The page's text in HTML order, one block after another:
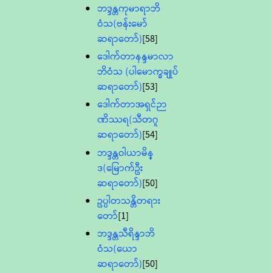
ဘဒ္ဒန္တကုမာရာဘိ
ဝံသ(ဗန်းမော်
ဆရာတော်)[58]
ဒေါက်တာနန္ဒမာလာ
ဘိဝံသ (ပါမောက္ခချုပ်
ဆရာတော်)[53]
ဒေါက်တာအရှင်ဉာ
ဏိဿရ(သီတဂူ
ဆရာတော်)[54]
ဘဒ္ဒန္တဝါယာမိန္
ဒ(မြောက်ဦး
ဆရာတော်)[50]
ဥပ္ပါတသန္တိတရား
တော်[1]
ဘဒ္ဒန္တသီရိန္ဒာဘိ
ဝံသ(ယော
ဆရာတော်)[50]